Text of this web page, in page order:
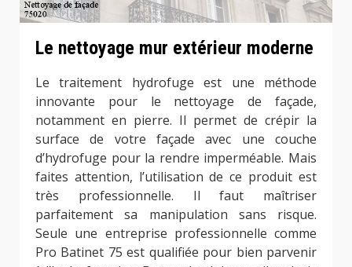
Le nettoyage mur extérieur moderne
Le traitement hydrofuge est une méthode
innovante pour le nettoyage de façade,
notamment en pierre. Il permet de crépir la
surface de votre façade avec une couche
d’hydrofuge pour la rendre imperméable. Mais
faites attention, l’utilisation de ce produit est
très professionnelle. Il faut maîtriser
parfaitement sa manipulation sans risque.
Seule une entreprise professionnelle comme
Pro Batinet 75 est qualifiée pour bien parvenir